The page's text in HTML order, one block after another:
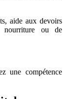
aide aux devoirs
nourriture ou de
une compétence